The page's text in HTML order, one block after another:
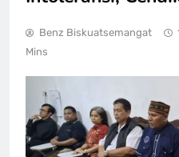
Benz Biskuatsemangat
Mins